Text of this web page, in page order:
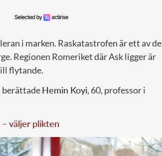
i marken. Raskatastrofen är ett av de
Regionen Romeriket där Ask ligger är
flytande.
berättadeHemin Koyi, 60, professor i
– väljer plikten